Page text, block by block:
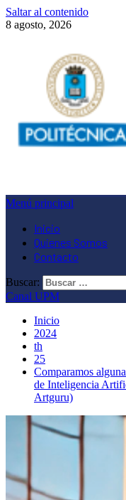
Saltar al contenido
8 agosto, 2026
Menú principal
Inicio
Quienes Somos
Contacto
Buscar:
Canal UPM
Inicio
2024
th
25
Comparamos
de Inteligencia
Artguru)